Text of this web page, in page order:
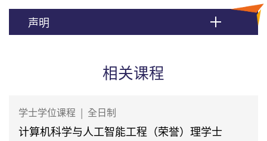
声明
相关课程
学士学位课程 | 全日制
计算机科学与人工智能工程（荣誉）理学士